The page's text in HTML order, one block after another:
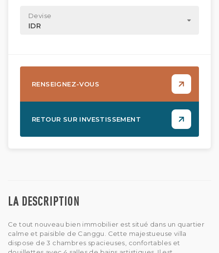
LA DESCRIPTION
Ce tout nouveau bien immobilier est situé dans un quartier
calme et paisible de Canggu. Cette majestueuse villa
dispose de 3 chambres spacieuses, confortables et
Devise
IDR
RENSEIGNEZ-VOUS
RETOUR SUR INVESTISSEMENT